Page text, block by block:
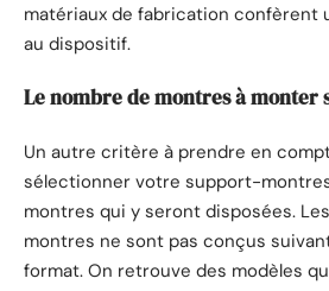
matériaux de fabrication confèrent
au dispositif.
Le nombre de montres à monter
Un autre critère à prendre en
sélectionner votre support-
montres qui y seront disposées.
montres ne sont pas conçus
format. On retrouve des modèles